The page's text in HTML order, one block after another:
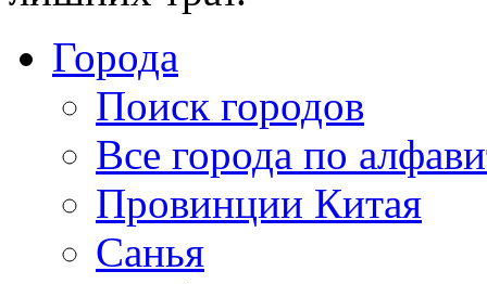
Города
Поиск городов
Все города по
Провинции Китая
Санья